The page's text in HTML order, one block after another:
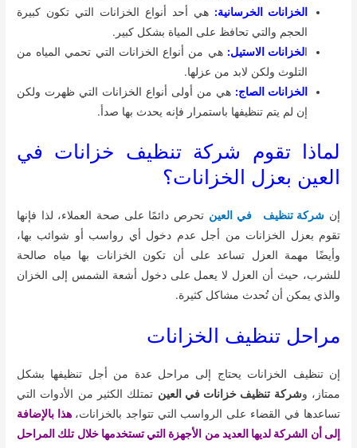
الخزانات الخرسانية: هي أحد أنواع الخزانات التي تكون كبيرة
الحجم والتي تحافظ على المياة بشكل كبير.
الخزانات الاستيل: هي من أنواع الخزانات التي تحمي المياه من
التلوث ولكن لابد من عزلها.
الخزانات الصاج: هي من أولى أنواع الخزانات التي ظهرت ولكن
إن لم يتم تنظيفها باستمرار فإنه يحدث بها صدأ.
لماذا تقوم شركة تنظيف خزانات في
العين بعزل الخزانات؟
إن شركة تنظيف في العين تحرص دائمًا على صحة العملاء، لذا فإنها
تقوم بعزل الخزانات من أجل عدم دخول أي رواسب أو شوائب بها،
وأيضًا مهمة العزل تساعد على أن تكون الخزانات بها مياه صالحة
للشرب، حيث أن العزل لا يعمل على دخول أشعة الشمس إلى الخزان
والذي يمكن أن تُحدث مشاكل كثيرة.
مراحل تنظيف الخزانات
إن تنظيف الخزانات يحتاج إلى مراحل عدة من أجل تنظيفها بشكل
ممتاز، وشركة تنظيف خزانات في العين تمتلك الكثير من الأدوات التي
تساعدها في القضاء على الرواسب التي تتواجد بالخزانات، هذا بالإضافة
إلى أن الشركة لديها العديد من الأجهزة التي تستخدمها خلال تلك المراحل